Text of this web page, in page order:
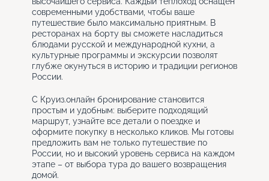
современными удобствами, чтобы ваше
путешествие было максимально приятным. В
ресторанах на борту вы сможете насладиться
блюдами русской и международной кухни, а
культурные программы и экскурсии позволят
глубже окунуться в историю и традиции регионов
России.
С Круиз.онлайн бронирование становится
простым и удобным: выберите подходящий
маршрут, узнайте все детали о поездке и
оформите покупку в несколько кликов. Мы готовы
предложить вам не только путешествие по
России, но и высокий уровень сервиса на каждом
этапе – от выбора тура до вашего возвращения
домой.